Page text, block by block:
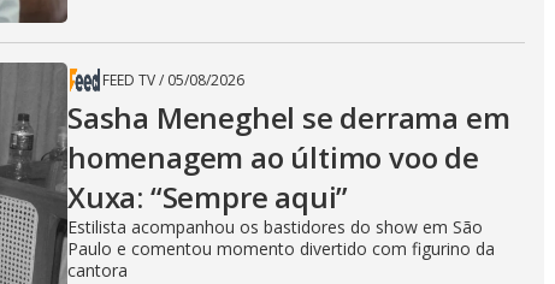
FEED TV/ 05/08/2026
Sasha Meneghel se derrama em
homenagem ao último voo de
Xuxa: “Sempre aqui”
Estilista acompanhou os bastidores do show em São
Paulo e comentou momento divertido com figurino da
cantora